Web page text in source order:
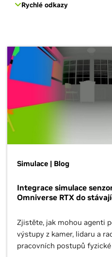
Rychlé odkazy
Simulace | Blog
Integrace simulace
Omniverse RTX do
Zjistěte, jak mohou agenti
výstupy z kamer, lidaru a
pracovních postupů fyzické